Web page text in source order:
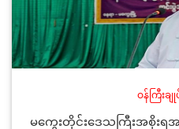
ဝန်ကြီးချု
မကွေးတိုင်းဒေသကြီးအစိုးရအ